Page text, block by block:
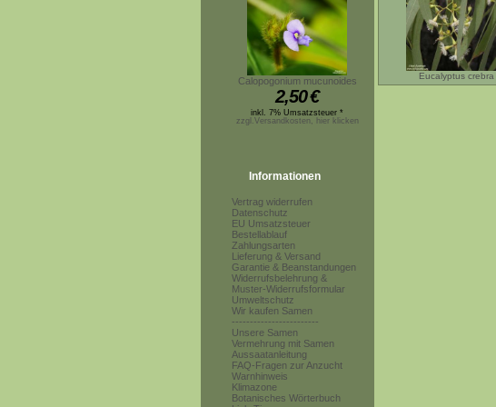
Calopogonium mucunoides
2,50€
inkl. 7% Umsatzsteuer *
zzgl.Versandkosten, hier klicken
Informationen
Vertrag widerrufen
Datenschutz
EU Umsatzsteuer
Bestellablauf
Zahlungsarten
Lieferung & Versand
Garantie & Beanstandungen
Widerrufsbelehrung &
Muster-Widerrufsformular
Umweltschutz
Wir kaufen Samen
------------------------
Unsere Samen
Vermehrung mit Samen
Aussaatanleitung
FAQ-Fragen zur Anzucht
Warnhinweis
Klimazone
Botanisches Wörterbuch
Eucalyptus crebra